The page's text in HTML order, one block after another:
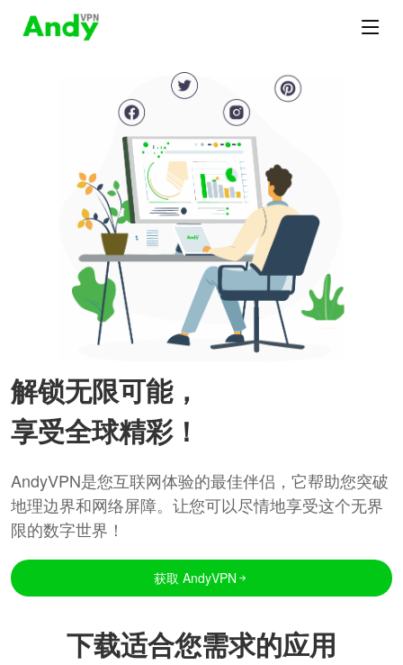
解锁无限可能，
享受全球精彩！
AndyVPN是您互联网体验的最佳伴侣，它帮助您突破
地理边界和网络屏障。让您可以尽情地享受这个无界
限的数字世界！
获取 AndyVPN
下载适合您需求的应用